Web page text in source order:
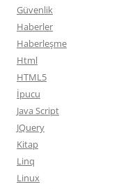
Güvenlik
Haberler
Haberleşme
Html
HTML5
İpucu
Java Script
JQuery
Kitap
Linq
Linux